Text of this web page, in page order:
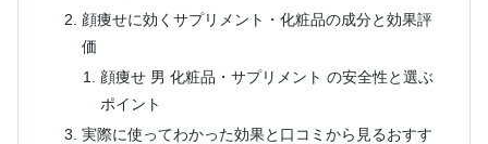
顔痩せに効くサプリメント・化粧品の成分と効果評
価
顔痩せ 男 化粧品・サプリメント の安全性と選ぶ
ポイント
実際に使ってわかった効果と口コミから見るおすす